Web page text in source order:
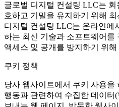
글로벌 디지털 컨설팅 LLC는
호하고 기밀을 유지하기 위해
디지털 컨설팅 LLC는 온라인에
하는 최신 기술과 소프트웨어를
액세스 및 공개를 방지하기 위
쿠키 정책
당사 웹사이트에서 쿠키 사용을
행동과 관련하여 수집한 데이터